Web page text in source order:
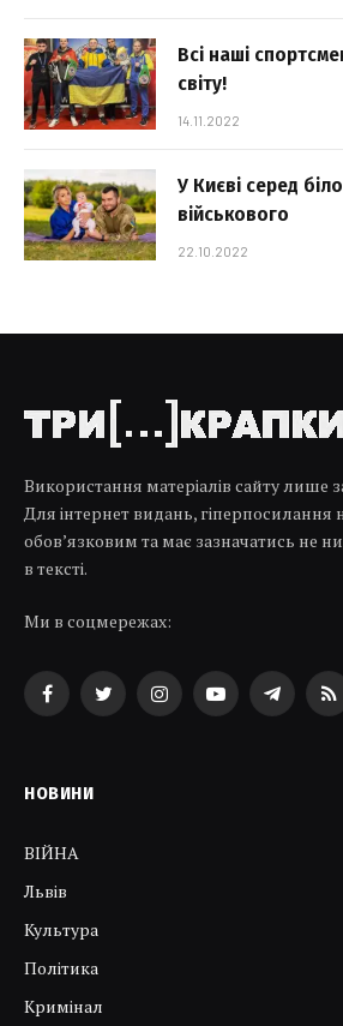
Всі наші
світу!
14.11.2022
У Києві серед
військового
22.10.2022
Використання матеріалів сайту лише
Для інтернет видань, гіперпосилання
обов’язковим та має зазначатись не
в тексті.
Ми в соцмережах:
FacebookTwitterInstagramYouTubeTelegram
НОВИНИ
ВІЙНА
Львів
Культура
Політика
Кримінал